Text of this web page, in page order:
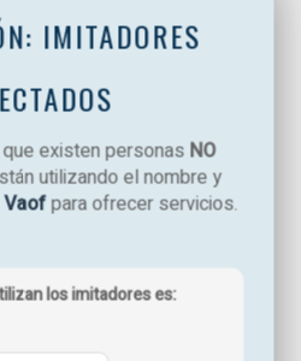
el filtro (8) de su funda protectora.
en el vástago de montaje del filtro y
sienta resistencia; no apriete
luego colóquela en la ranura de la
en la base (3); apriete solo a mano.
IMITADORES
existen personas NO
utilizando el nombre y
Vaofpara ofrecer servicios.
los imitadores es: